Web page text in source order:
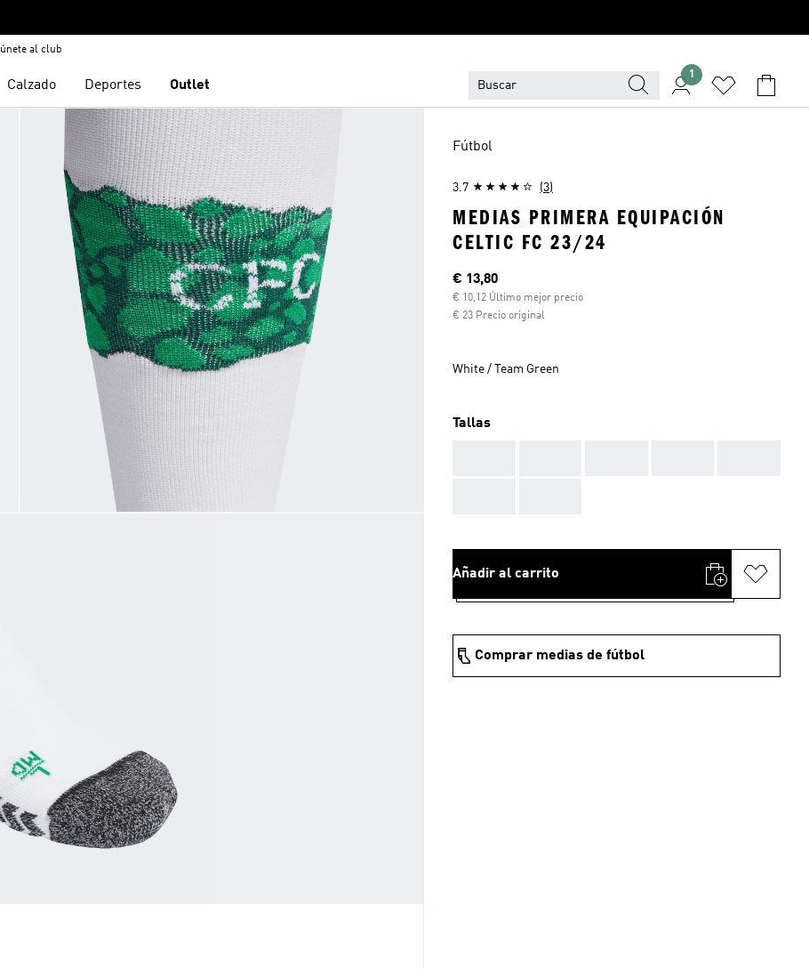
únete al club
Calzado Deportes Outlet
1
Fútbol
3.7 (3)
MEDIAS PRIMERA EQUIPACIÓN
CELTIC FC 23/24
Precio actual
€ 13,80
€ 10,12 Último mejor precio
€ 23 Precio original
White / Team Green
Tallas
Añadir al carrito
Comprar medias de fútbol